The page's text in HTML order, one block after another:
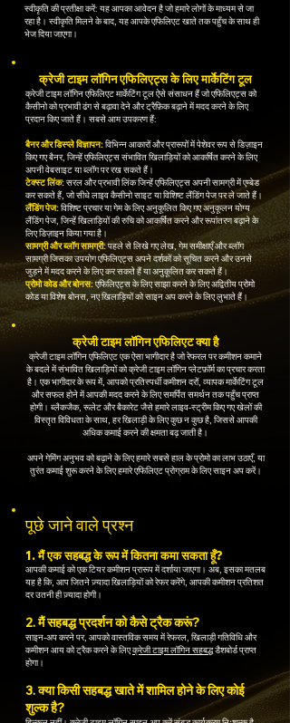
स्वीकृति की प्रतीक्षा करें: यह आपका आवेदन है जो हमारे लोगों के माध्यम से जा
रहा है। स्वीकृति मिलने के बाद, यह आपके एफिलिएट खाते तक पहुँच के साथ ही
भेज दिया जाएगा।
क्रेजी टाइम लॉगिन एफिलिएट्स के लिए मार्केटिंग टूल
क्रेजी टाइम लॉगिन एफिलिएट मार्केटिंग टूल ऐसे संसाधन हैं जो एफिलिएट्स को
कैसीनो को प्रभावी ढंग से बढ़ावा देने और ट्रैफ़िक बढ़ाने में मदद करने के लिए
प्रदान किए जाते हैं। सबसे आम उपकरण हैं:
​बैनर और डिस्प्ले विज्ञापन:विभिन्न आकारों और प्रारूपों में पेशेवर रूप से डिज़ाइन
किए गए बैनर, जिन्हें एफिलिएट्स संभावित खिलाड़ियों को आकर्षित करने के लिए
अपनी वेबसाइट या ब्लॉग पर रख सकते हैं।
टेक्स्ट लिंक:सरल और प्रभावी लिंक जिन्हें एफिलिएट्स अपनी सामग्री में एम्बेड
कर सकते हैं, जो सीधे लाइव कैसीनो साइट या विशिष्ट लैंडिंग पेज पर ले जाते हैं।
लैंडिंग पेज:विशिष्ट प्रचार या गेम के लिए अनुकूलित किए गए अनुकूलन योग्य
लैंडिंग पेज, जिन्हें खिलाड़ियों की रुचि को आकर्षित करने और रूपांतरण बढ़ाने के
लिए डिज़ाइन किया गया है।
सामग्री और ब्लॉग सामग्री:पहले से लिखे गए लेख, गेम समीक्षाएँ और ब्लॉग
सामग्री जिसका उपयोग एफिलिएट्स अपने दर्शकों को सूचित करने और उनसे
जुड़ने में मदद करने के लिए कर सकते हैं या अनुकूलित कर सकते हैं।
प्रोमो कोड और बोनस:एफिलिएट्स के लिए साझा करने के लिए अद्वितीय प्रोमो
कोड या विशेष बोनस, नए खिलाड़ियों को साइन अप करने के लिए लुभाते हैं।
क्रेजी टाइम लॉगिन एफिलिएट क्या है
क्रेजी टाइम लॉगिन एफिलिएट एक ऐसा भागीदार है जो रेफरल पर कमीशन कमाने
के बदले में संभावित खिलाड़ियों को क्रेजी टाइम लॉगिन प्लेटफ़ॉर्म का प्रचार करता
है। एक भागीदार के रूप में, आपको प्रतिस्पर्धी कमीशन दरों, व्यापक मार्केटिंग टूल
और सफल होने में आपकी मदद करने के लिए समर्पित समर्थन तक पहुँच प्राप्त
होगी। ब्लैकजैक, रूलेट और बैकारेट जैसे हमारे लाइव-स्ट्रीम किए गए खेलों की
विस्तृत विविधता के साथ, हर खिलाड़ी के लिए कुछ न कुछ है, जिससे आपकी
अधिक कमाई करने की क्षमता बढ़ जाती है।
अपने गेमिंग अनुभव को बढ़ाने के लिए हमारे सबसे हाल के प्रोमो का लाभ उठाएँ, या
तुरंत कमाई शुरू करने के लिए हमारे एफिलिएट प्रोग्राम के लिए साइन अप करें।
पूछे जाने वाले प्रश्न
1. मैं एक सहबद्ध के रूप में कितना कमा सकता हूँ?
आपकी कमाई को एक टियर कमीशन प्रारूप में दर्शाया जाएगा। अब, इसका मतलब
यह है कि, आप जितने ज़्यादा खिलाड़ियों को रेफर करेंगे, आपकी कमीशन प्रतिशत
दर उतनी ही ज़्यादा होगी।
2. मैं सहबद्ध प्रदर्शन को कैसे ट्रैक करूं?
साइन-अप करने पर, आपको वास्तविक समय में रेफरल, खिलाड़ी गतिविधि और
कमीशन आय को ट्रैक करने के लिएक्रेजी टाइम लॉगिन सहबद्धडैशबोर्ड प्राप्त
होगा।
3. क्या किसी सहबद्ध खाते में शामिल होने के लिए कोई
शुल्क है?